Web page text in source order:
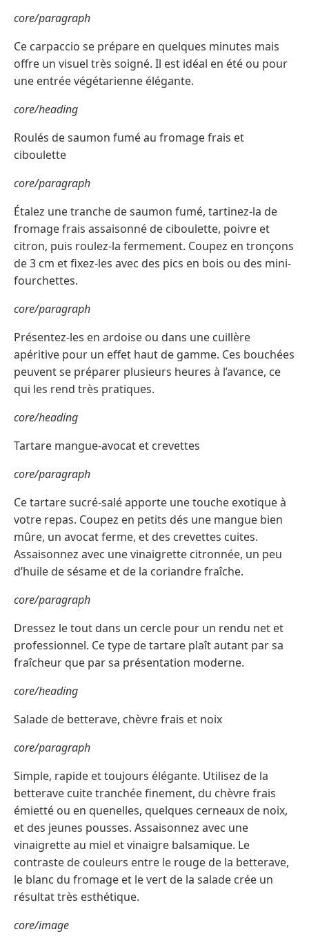
core/paragraph
Ce carpaccio se prépare en quelques minutes mais
offre un visuel très soigné. Il est idéal en été ou pour
une entrée végétarienne élégante.
core/heading
Roulés de saumon fumé au fromage frais et
ciboulette
core/paragraph
Étalez une tranche de saumon fumé, tartinez-la de
fromage frais assaisonné de ciboulette, poivre et
citron, puis roulez-la fermement. Coupez en tronçons
de 3 cm et fixez-les avec des pics en bois ou des mini-
fourchettes.
core/paragraph
Présentez-les en ardoise ou dans une cuillère
apéritive pour un effet haut de gamme. Ces bouchées
peuvent se préparer plusieurs heures à l’avance, ce
qui les rend très pratiques.
core/heading
Tartare mangue-avocat et crevettes
core/paragraph
Ce tartare sucré-salé apporte une touche exotique à
votre repas. Coupez en petits dés une mangue bien
mûre, un avocat ferme, et des crevettes cuites.
Assaisonnez avec une vinaigrette citronnée, un peu
d’huile de sésame et de la coriandre fraîche.
core/paragraph
Dressez le tout dans un cercle pour un rendu net et
professionnel. Ce type de tartare plaît autant par sa
fraîcheur que par sa présentation moderne.
core/heading
Salade de betterave, chèvre frais et noix
core/paragraph
Simple, rapide et toujours élégante. Utilisez de la
betterave cuite tranchée finement, du chèvre frais
émietté ou en quenelles, quelques cerneaux de noix,
et des jeunes pousses. Assaisonnez avec une
vinaigrette au miel et vinaigre balsamique. Le
contraste de couleurs entre le rouge de la betterave,
le blanc du fromage et le vert de la salade crée un
résultat très esthétique.
core/image